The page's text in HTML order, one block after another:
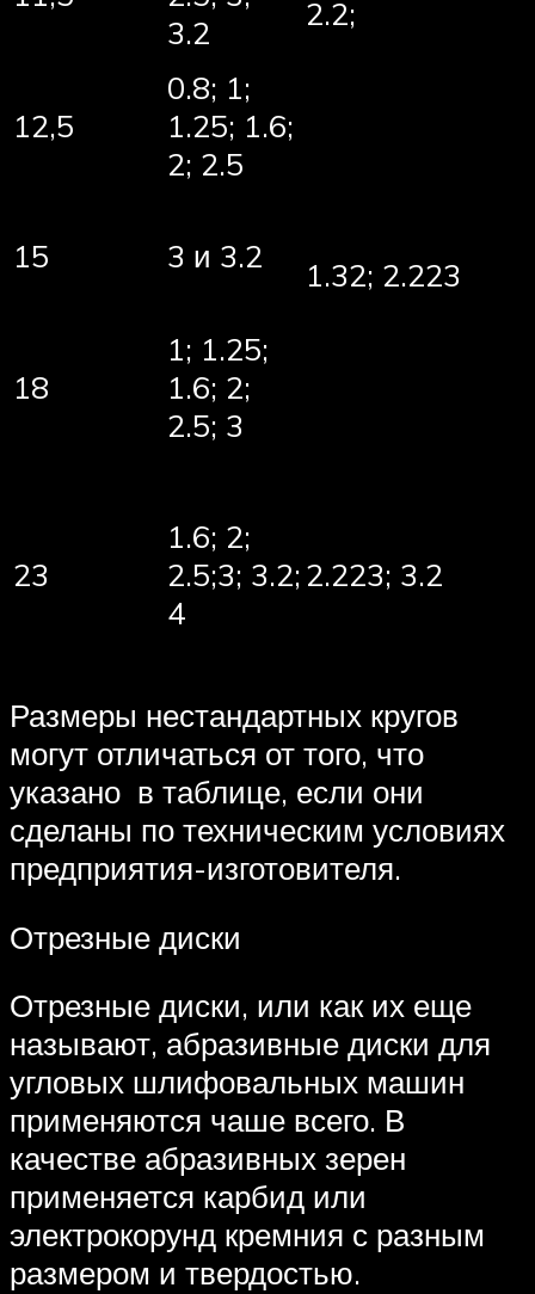
3.2
2.2;
12,5
0.8; 1;
1.25; 1.6;
2; 2.5
15 3 и 3.2
1.32; 2.223
18
1; 1.25;
1.6; 2;
2.5; 3
23
1.6; 2;
2.5;3; 3.2;
4
2.223; 3.2
Размеры нестандартных кругов
могут отличаться от того, что
указано в таблице, если они
сделаны по техническим условиях
предприятия-изготовителя.
Отрезные диски
Отрезные диски, или как их еще
называют, абразивные диски для
угловых шлифовальных машин
применяются чаше всего. В
качестве абразивных зерен
применяется карбид или
электрокорунд кремния с разным
размером и твердостью.